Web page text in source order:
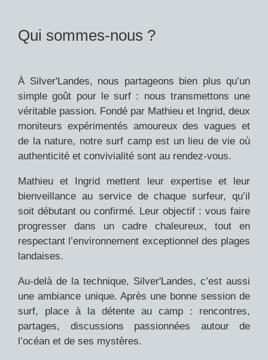
Qui sommes-nous ?
À Silver'Landes, nous partageons bien plus qu’un
simple goût pour le surf : nous transmettons une
véritable passion. Fondé par Mathieu et Ingrid, deux
moniteurs expérimentés amoureux des vagues et
de la nature, notre surf camp est un lieu de vie où
authenticité et convivialité sont au rendez-vous.
Mathieu et Ingrid mettent leur expertise et leur
bienveillance au service de chaque surfeur, qu’il
soit débutant ou confirmé. Leur objectif : vous faire
progresser dans un cadre chaleureux, tout en
respectant l’environnement exceptionnel des plages
landaises.
Au-delà de la technique, Silver'Landes, c’est aussi
une ambiance unique. Après une bonne session de
surf, place à la détente au camp : rencontres,
partages, discussions passionnées autour de
l’océan et de ses mystères.